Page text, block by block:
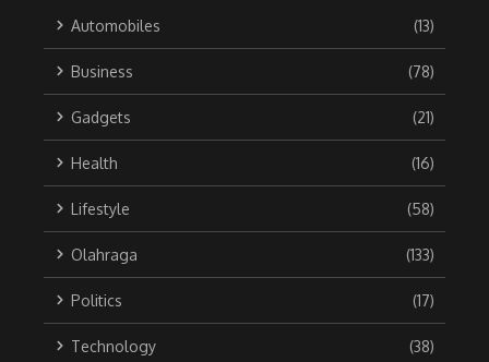
Automobiles (13)
Business (78)
Gadgets (21)
Health (16)
Lifestyle (58)
Olahraga (133)
Politics (17)
Technology (38)